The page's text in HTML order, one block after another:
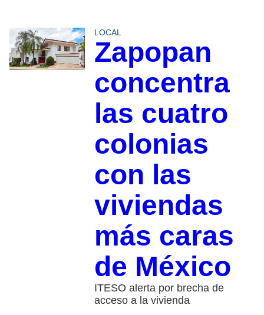
LOCAL
Zapopan
concentra
las cuatro
colonias
con las
viviendas
más caras
de México
ITESO alerta por brecha de
acceso a la vivienda